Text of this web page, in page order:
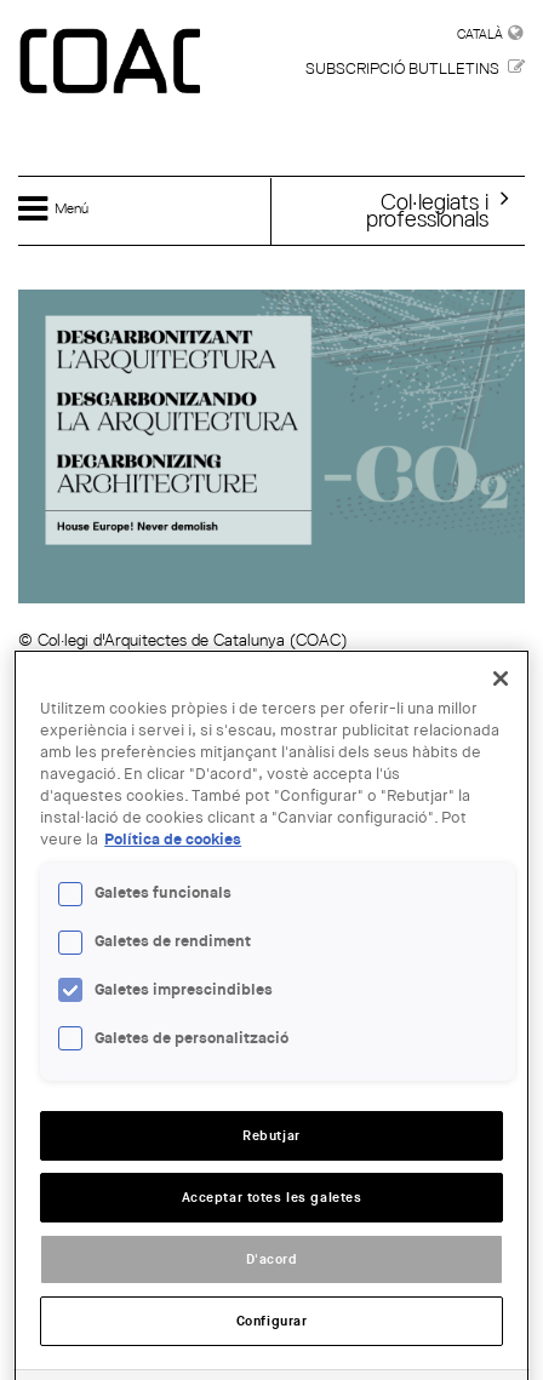
CATALÀ
SUBSCRIPCIÓ BUTLLETINS
Menú Col·legiats i
professionals
© Col·legi d'Arquitectes de Catalunya (COAC)
Jornada: House Europe! Never
demolish
ENTITAT ORGANITZADORA:
Vàries entitats
SALA:
Sala d'Actes. Plaça Nova, 5. Barcelona
COMPARTIR
LinkedIn
Share
En el marc del projecte
, el proper
dilluns 2 de juny a les 17.30 htindrà lloc a la seu del COAC la
jornada "House Europe! Never demolish", organitzada pel COAC
Fundació Mies van der Rohe
Arquitectura i Sostenibilitat (AuS).
Utilitzem cookies pròpies i de tercers per oferir-li una millor
experiència i servei i, si s'escau, mostrar publicitat relacionada
amb les preferències mitjançant l'anàlisi dels seus hàbits de
navegació. En clicar "D'acord", vostè accepta l'ús
d'aquestes cookies. També pot "Configurar" o "Rebutjar" la
instal·lació de cookies clicant a "Canviar configuració". Pot
veure la Política de cookies
Galetes funcionals
Galetes de rendiment
Galetes imprescindibles
Galetes de personalització
Rebutjar
Acceptar totes les galetes
D'acord
Configurar